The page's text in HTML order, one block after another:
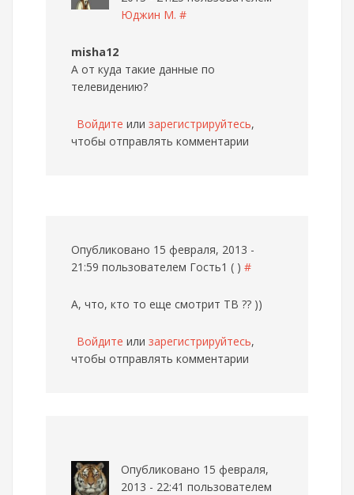
Юджин М. #
misha12
А от куда такие данные по
телевидению?
Войдите или зарегистрируйтесь,
чтобы отправлять комментарии
Опубликовано 15 февраля, 2013 -
21:59 пользователем Гость1 ( ) #
А, что, кто то еще смотрит ТВ ?? ))
Войдите или зарегистрируйтесь,
чтобы отправлять комментарии
Опубликовано 15 февраля,
2013 - 22:41 пользователем